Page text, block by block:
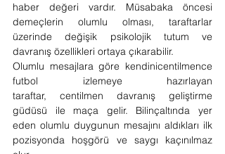
haber değeri vardır. Müsabaka öncesi
demeçlerin olumlu olması, taraftarlar
üzerinde değişik psikolojik tutum ve
davranış özellikleri ortaya çıkarabilir.
Olumlu mesajlara göre kendinicentilmence
futbol izlemeye hazırlayan
taraftar, centilmen davranış geliştirme
güdüsü ile maça gelir. Bilinçaltında yer
eden olumlu duygunun mesajını aldıkları ilk
pozisyonda hoşgörü ve saygı kaçınılmaz